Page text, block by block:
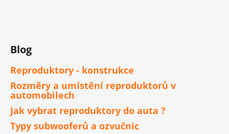
Blog
Reproduktory - konstrukce
Rozměry a umístění reproduktorů v
automobilech
Jak vybrat reproduktory do auta ?
Typy subwooferů a ozvučnic